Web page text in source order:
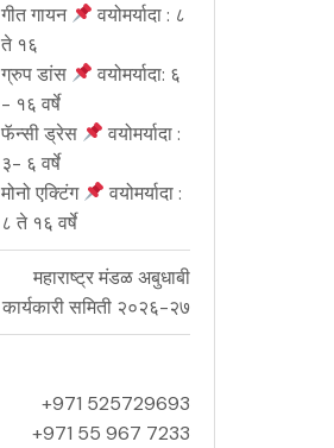
गीत गायन
वयोमर्यादा : ८
ते १६
ग्रुप डांस
वयोमर्यादा: ६
- १६ वर्षे
फॅन्सी ड्रेस
वयोमर्यादा :
३- ६ वर्षे
मोनो एक्टिंग
वयोमर्यादा :
८ ते १६ वर्षे
महाराष्ट्र मंडळ अबुधाबी
कार्यकारी समिती २०२६-२७
+971 525729693
+971 55 967 7233